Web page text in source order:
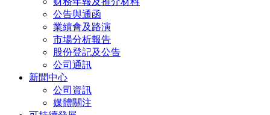
公告與通函
業績會及路演
市場分析報告
股份登記及公告
公司通訊
新聞中心
公司資訊
媒體關注